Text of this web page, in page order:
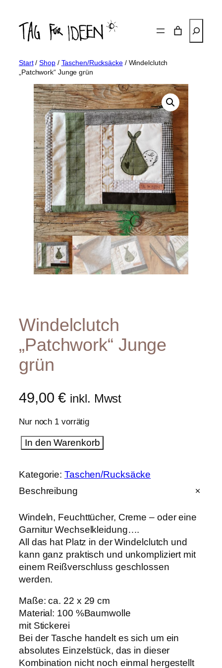
Inhalt
springen
Start/Shop/ Taschen/Rucksäcke/ Windelclutch
„Patchwork“ Junge grün
Windelclutch
„Patchwork“ Junge
grün
49,00€ inkl. Mwst
Nur noch 1 vorrätig
e
l
c
u
t
c
h
"
a
t
h
w
r
k
"
In den Warenkorb
Kategorie: Taschen/Rucksäcke
Beschreibung
Windeln, Feuchttücher, Creme – oder eine
Garnitur Wechselkleidung….
All das hat Platz in der Windelclutch und
kann ganz praktisch und unkompliziert mit
einem Reißverschluss geschlossen
werden.
Maße: ca. 22 x 29 cm
Material: 100 %Baumwolle
mit Stickerei
Bei der Tasche handelt es sich um ein
absolutes Einzelstück, das in dieser
Kombination nicht noch einmal hergestellt